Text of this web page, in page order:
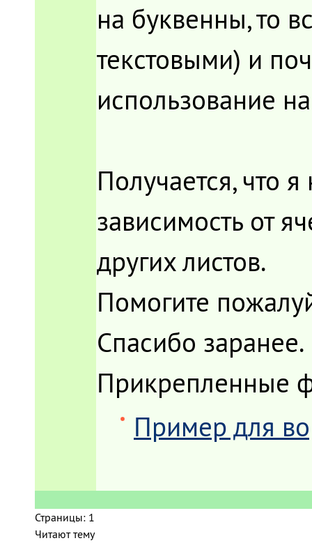
на буквенны, то
текстовыми) и
использование
Получается, что
зависимость от
других листов.
Помогите
Спасибо заранее.
Прикрепленные
Пример для
Страницы: 1
Читают тему